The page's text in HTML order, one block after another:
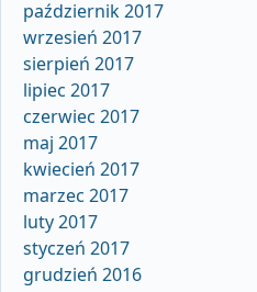
październik 2017
wrzesień 2017
sierpień 2017
lipiec 2017
czerwiec 2017
maj 2017
kwiecień 2017
marzec 2017
luty 2017
styczeń 2017
grudzień 2016